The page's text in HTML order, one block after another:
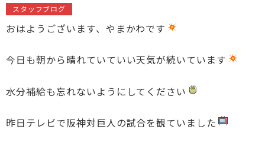
スタッフブログ
おはようございます、やまかわです
今日も朝から晴れていていい天気が続いています
水分補給も忘れないようにしてください
昨日テレビで阪神対巨人の試合を観ていました